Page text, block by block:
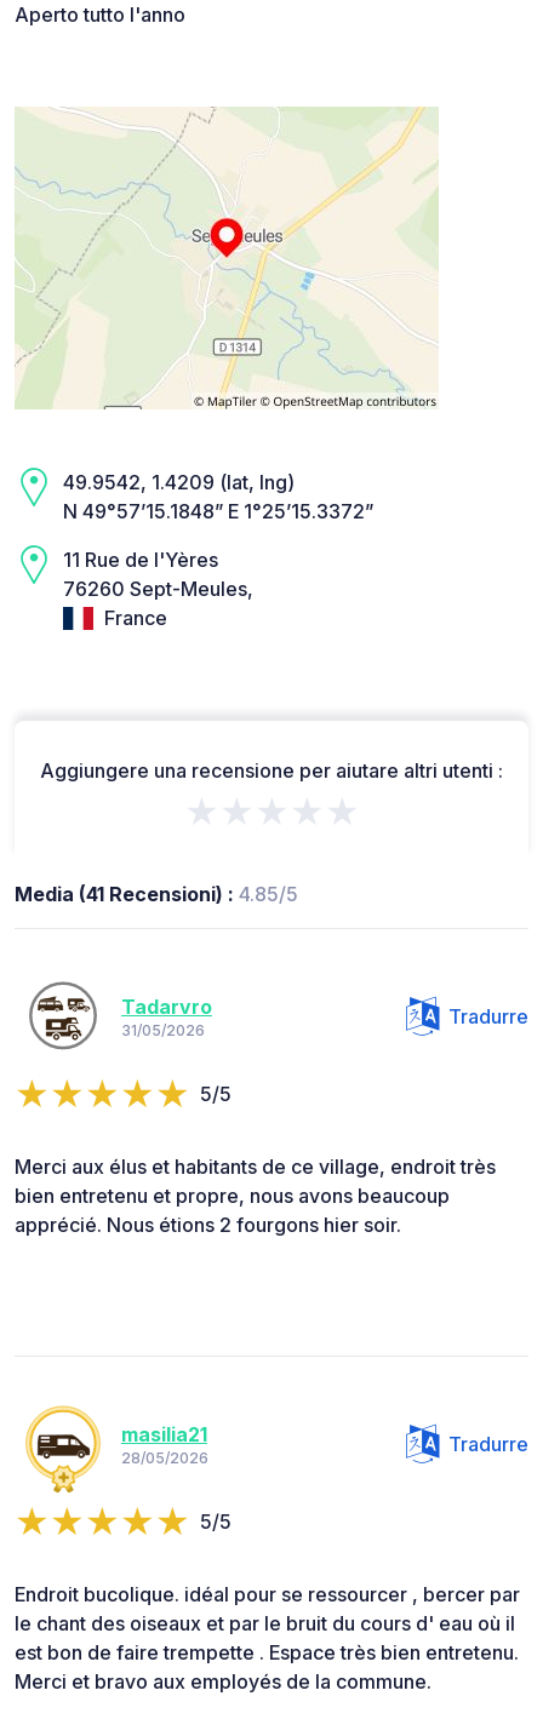
Aperto tutto l'anno
49.9542, 1.4209 (lat, lng)
N 49°57’15.1848” E 1°25’15.3372”
11 Rue de l'Yères
76260 Sept-Meules,
France
Aggiungere una recensione per aiutare altri utenti :
★★★★★
Media (41 Recensioni) : 4.85/5
Tadarvro
31/05/2026
Tradurre
5/5
Merci aux élus et habitants de ce village, endroit très
bien entretenu et propre, nous avons beaucoup
apprécié. Nous étions 2 fourgons hier soir.
masilia21
28/05/2026
Tradurre
5/5
Endroit bucolique. idéal pour se ressourcer , bercer par
le chant des oiseaux et par le bruit du cours d' eau où il
est bon de faire trempette . Espace très bien entretenu.
Merci et bravo aux employés de la commune.